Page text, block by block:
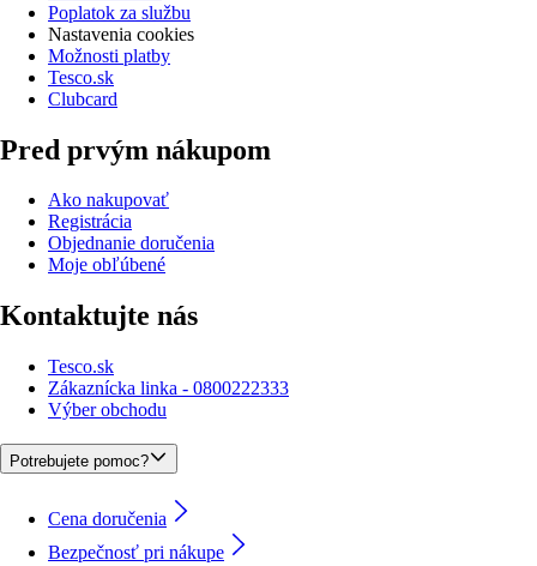
Poplatok za službu
Nastavenia cookies
Možnosti platby
Tesco.sk
Clubcard
Pred prvým nákupom
Ako nakupovať
Registrácia
Objednanie doručenia
Moje obľúbené
Kontaktujte nás
Tesco.sk
Zákaznícka linka - 0800222333
Výber obchodu
Potrebujete pomoc?
Cena doručenia
Bezpečnosť pri nákupe